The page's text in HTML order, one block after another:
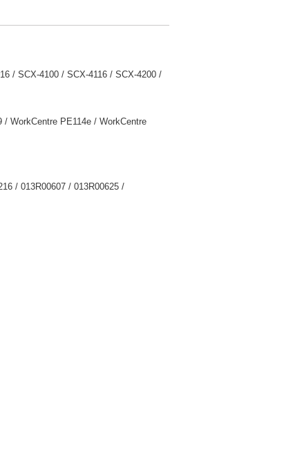
/ SCX-4100 / SCX-4116 / SCX-4200 /
WorkCentre PE114e / WorkCentre
/ 013R00607 / 013R00625 /